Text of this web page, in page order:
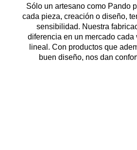
Sólo un artesano como Pando
cada pieza, creación o diseño,
sensibilidad. Nuestra
diferencia en un mercado cada
lineal. Con productos que
buen diseño, nos dan